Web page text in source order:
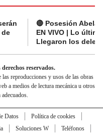
🔴 Posesión
EN VIVO | Lo
Llegaron los
reservados.
reproducciones y usos de las obras
a medios de lectura mecánica u otros
Datos
Política de cookies
Soluciones W
Teléfonos